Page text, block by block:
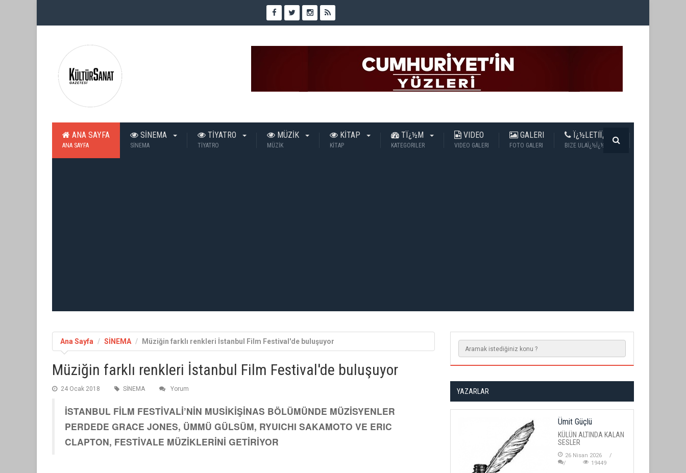
ANA SAYFA
ANA SAYFA
SİNEMA
SİNEMA
TİYATRO
TİYATRO
MÜZİK
MÜZİK
KİTAP
KİTAP
TÏ¿½M
KATEGORILER
VIDEO
VIDEO GALERI
GALERI
FOTO GALERI
Ï¿½LETIÏ¿½IM
BIZE ULAÏ¿½Ï¿½N
Ana Sayfa SİNEMA Müziğin farklı renkleri İstanbul Film Festival'de buluşuyor
Müziğin farklı renkleri İstanbul Film Festival'de buluşuyor
24 Ocak 2018 SİNEMA Yorum
İSTANBUL FİLM FESTİVALİ’NİN MUSİKİŞİNAS BÖLÜMÜNDE MÜZİSYENLER
PERDEDE GRACE JONES, ÜMMÜ GÜLSÜM, RYUICHI SAKAMOTO VE ERIC
CLAPTON, FESTİVALE MÜZİKLERİNİ GETİRİYOR
YAZARLAR
Ümit Güçlü
KÜLÜN ALTINDA KALAN
SESLER
26 Nisan 2026
19449